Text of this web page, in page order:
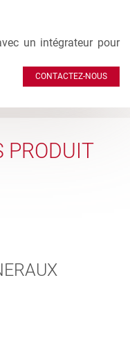
un intégrateur pour
CONTACTEZ-NOUS
PRODUIT